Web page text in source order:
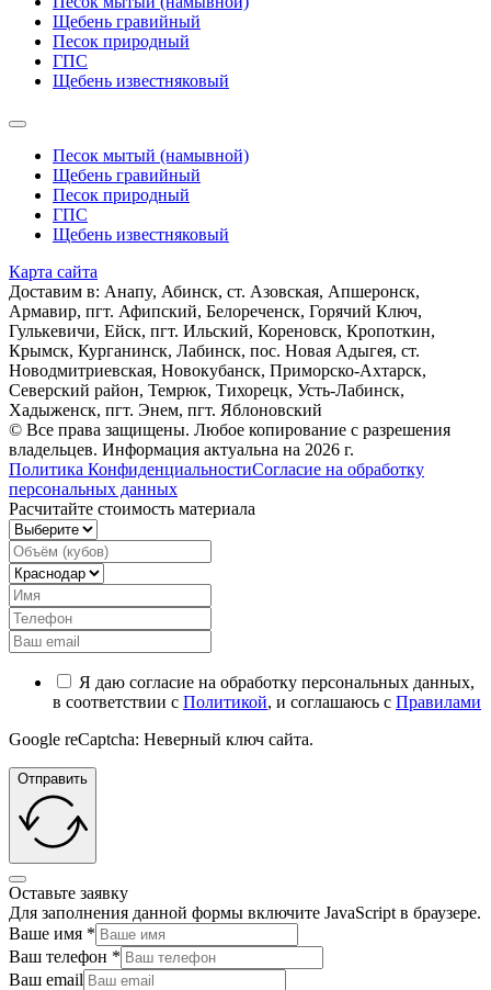
Щебень гравийный
Песок природный
ГПС
Щебень известняковый
Песок мытый (намывной)
Щебень гравийный
Песок природный
ГПС
Щебень известняковый
Карта сайта
Доставим в: Анапy, Абинск, ст. Азовская, Апшеронск,
Армавир, пгт. Афипский, Белореченск, Горячий Ключ,
Гулькевичи, Ейск, пгт. Ильский, Кореновск, Кропоткин,
Крымск, Курганинск, Лабинск, пос. Новая Адыгея, ст.
Новодмитриевская, Новокубанск, Приморско-Ахтарск,
Северский район, Темрюк, Тихорецк, Усть-Лабинск,
Хадыженск, пгт. Энем, пгт. Яблоновский
© Все права защищены. Любое копирование с разрешения
владельцев. Информация актуальна на 2026 г.
Политика КонфиденциальностиСогласие на обработку
персональных данных
Расчитайте стоимость материала
Я даю согласие на обработку персональных данных,
в соответствии с Политикой, и соглашаюсь с Правилами
Google reCaptcha: Неверный ключ сайта.
Отправить
Оставьте заявку
Для заполнения данной формы включите JavaScript в браузере.
Ваше имя *
Ваш телефон *
Ваш email